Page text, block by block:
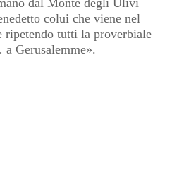
dal Monte degli Ulivi
colui che viene nel
ripetendo tutti la proverbiale
Gerusalemme».